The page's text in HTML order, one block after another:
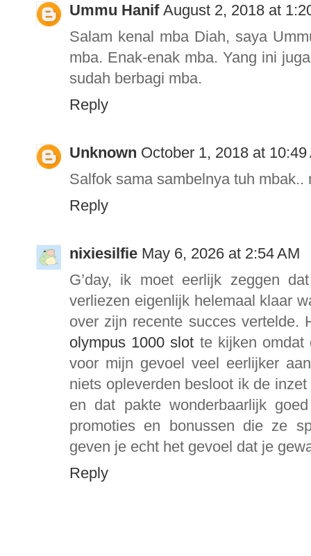
Ummu Hanif August 2, 2018 at
Salam kenal mba Diah, saya
mba. Enak-enak mba. Yang ini
sudah berbagi mba.
Reply
Unknown October 1, 2018 at 10:49
Salfok sama sambelnya tuh
Reply
nixiesilfie May 6, 2026 at 2:54 AM
G’day, ik moet eerlijk zeggen
verliezen eigenlijk helemaal klaar
over zijn recente succes
olympus 1000 slot te kijken omdat
voor mijn gevoel veel eerlijker
niets opleverden besloot ik de
en dat pakte wonderbaarlijk
promoties en bonussen die ze
geven je echt het gevoel dat je
Reply